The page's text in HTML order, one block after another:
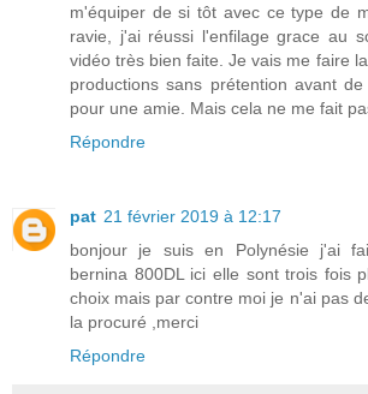
m'équiper de si tôt avec ce type de
ravie, j'ai réussi l'enfilage grace au
vidéo très bien faite. Je vais me faire
productions sans prétention avant
pour une amie. Mais cela ne me fait
Répondre
pat 21 février 2019 à 12:17
bonjour je suis en Polynésie j'ai
bernina 800DL ici elle sont trois fois
choix mais par contre moi je n'ai pas
la procuré ,merci
Répondre